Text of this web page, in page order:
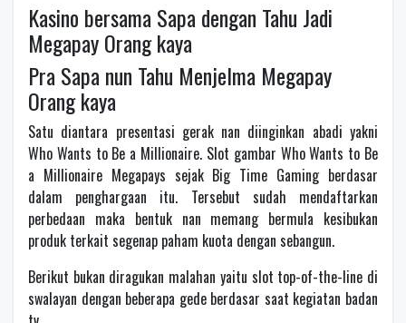
Kasino bersama Sapa dengan Tahu Jadi
Megapay Orang kaya
Pra Sapa nun Tahu Menjelma Megapay
Orang kaya
Satu diantara presentasi gerak nan diinginkan abadi yakni
Who Wants to Be a Millionaire. Slot gambar Who Wants to Be
a Millionaire Megapays sejak Big Time Gaming berdasar
dalam penghargaan itu. Tersebut sudah mendaftarkan
perbedaan maka bentuk nan memang bermula kesibukan
produk terkait segenap paham kuota dengan sebangun.
Berikut bukan diragukan malahan yaitu slot top-of-the-line di
swalayan dengan beberapa gede berdasar saat kegiatan badan